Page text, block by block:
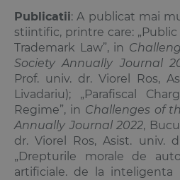
Publicatii: A publicat mai
stiintific, printre care:
Trademark Law”, in
Society Annually Journal
Prof. univ. dr. Viorel Ros,
Livadariu); „Parafiscal
Regime”, in Challenges of
Annually Journal 2022,
dr. Viorel Ros, Asist. univ.
„Drepturile morale de
artificiale. de la inteligenta